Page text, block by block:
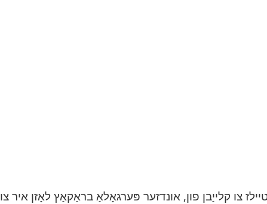
צו קלייַבן פון, אונדזער פּערגאָלאַ בראַקאַץ לאָזן איר צו